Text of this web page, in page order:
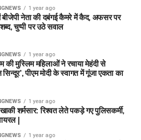
1 year ago
में बीजेपी नेता की दबंगई कैमरे में कैद, अफसर पर
चुप्पी पर उठे सवाल
1 year ago
की मुस्लिम महिलाओं ने रचाया मेहंदी से
पीएम मोदी के स्वागत में गूंजा एकता का
1 year ago
खाकी शर्मसार: रिश्वत लेते पकड़े गए पुलिसकर्मी,
|
1 year ago